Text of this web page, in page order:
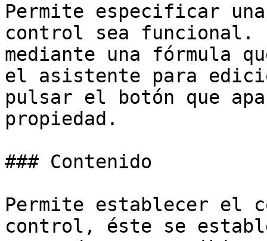
Permite especificar
control sea funcional.
mediante una fórmula
el asistente para
pulsar el botón que
propiedad.
### Contenido
Permite establecer el
control, éste se